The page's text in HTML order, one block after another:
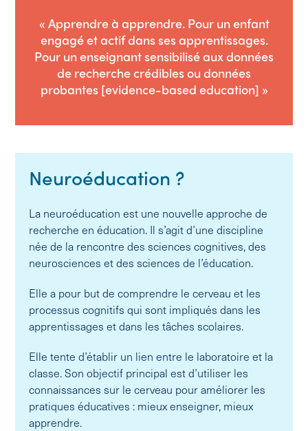
« Apprendre à apprendre. Pour un enfant
engagé et actif dans ses apprentissages.
Pour un enseignant sensibilisé aux données
de recherche crédibles ou données
probantes [evidence-based education] »
Neuroéducation ?
La neuroéducation est une nouvelle approche de
recherche en éducation. Il s’agit d’une discipline
née de la rencontre des sciences cognitives, des
neurosciences et des sciences de l’éducation.
Elle a pour but de comprendre le cerveau et les
processus cognitifs qui sont impliqués dans les
apprentissages et dans les tâches scolaires.
Elle tente d’établir un lien entre le laboratoire et la
classe. Son objectif principal est d’utiliser les
connaissances sur le cerveau pour améliorer les
pratiques éducatives : mieux enseigner, mieux
apprendre.